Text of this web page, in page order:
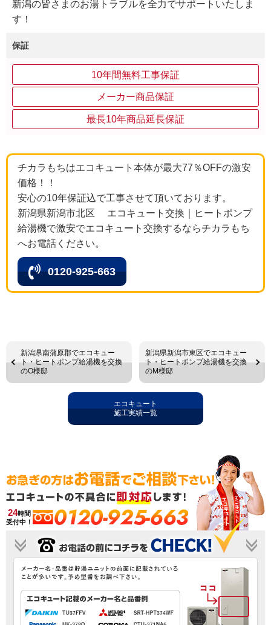
新潟の皆さまのお湯トラブルを全力でサポートいたしま
す！
保証
10年間無料工事保証
メーカー商品保証
最長10年商品延長保証
チカラもちはエコキュート本体が最大77％OFFの激安
価格！！
安心の10年保証込で工事させて頂いております。
新潟県新潟市北区 エコキュート交換｜ヒートポンプ
給湯機で激安でエコキュート交換するならチカラもち
へお電話ください。
0120-925-663
新潟県南蒲原郡でエコキュー
ト・ヒートポンプ給湯機を交換
のO様邸
新潟県新潟市東区でエコキュー
ト・ヒートポンプ給湯機を交換
のM様邸
エコキュート
施工実績一覧
24時間
受付中！
0120-925-663